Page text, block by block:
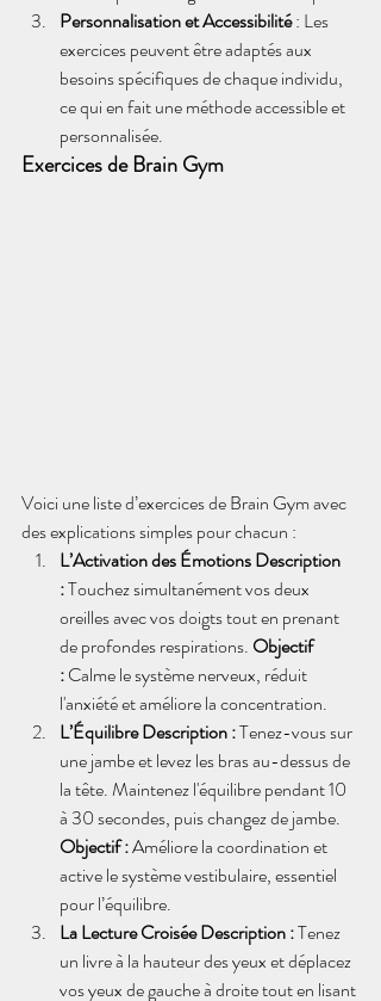
Personnalisation et Accessibilité : Les
exercices peuvent être adaptés aux
besoins spécifiques de chaque individu,
ce qui en fait une méthode accessible et
personnalisée.
Exercices de Brain Gym
Voici une liste d’exercices de Brain Gym avec
des explications simples pour chacun :
L’Activation des Émotions Description
: Touchez simultanément vos deux
oreilles avec vos doigts tout en prenant
de profondes respirations. Objectif
: Calme le système nerveux, réduit
l'anxiété et améliore la concentration.
L’Équilibre Description : Tenez-vous sur
une jambe et levez les bras au-dessus de
la tête. Maintenez l'équilibre pendant 10
à 30 secondes, puis changez de jambe.
Objectif : Améliore la coordination et
active le système vestibulaire, essentiel
pour l’équilibre.
La Lecture Croisée Description : Tenez
un livre à la hauteur des yeux et déplacez
vos yeux de gauche à droite tout en lisant